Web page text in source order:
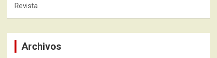
Revista
Archivos